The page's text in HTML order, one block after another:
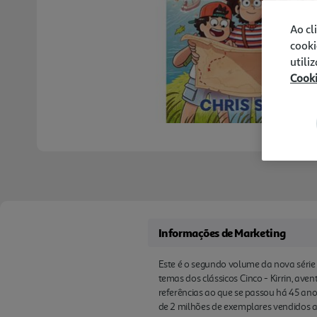
Informações de Marketing
Este é o segundo volume da nova
temas dos clássicos Cinco - Kirrin,
referências ao que se passou há 45
de 2 milhões de exemplares vendidos
Ao